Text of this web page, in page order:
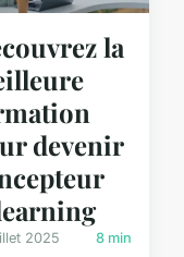
la
devenir
2025 8 min